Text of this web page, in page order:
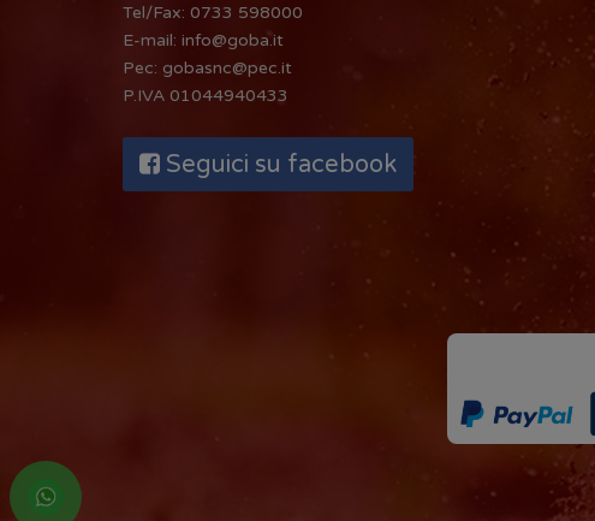
Tel/Fax: 0733 598000
E-mail: info@goba.it
Pec: gobasnc@pec.it
P.IVA 01044940433
Seguici su facebook